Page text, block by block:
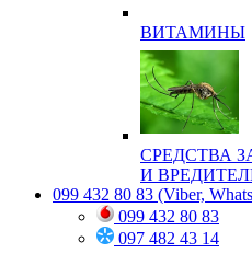
ВИТАМИНЫ
СРЕДСТВА
И
099 432 80 83 (Viber,
099 432 80 83
097 482 43 14